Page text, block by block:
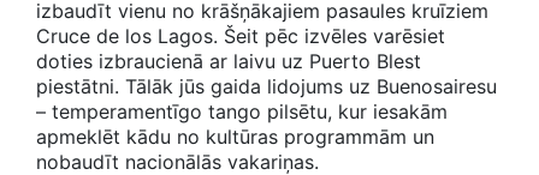
izbaudīt vienu no krāšņākajiem pasaules kruīziem
Cruce de los Lagos. Šeit pēc izvēles varēsiet
doties izbraucienā ar laivu uz Puerto Blest
piestātni. Tālāk jūs gaida lidojums uz Buenosairesu
– temperamentīgo tango pilsētu, kur iesakām
apmeklēt kādu no kultūras programmām un
nobaudīt nacionālās vakariņas.